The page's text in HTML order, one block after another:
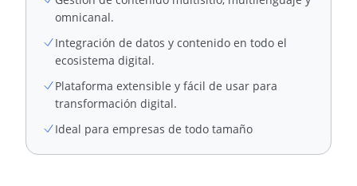
omnicanal.
Integración de datos y contenido en todo el
ecosistema digital.
Plataforma extensible y fácil de usar para
transformación digital.
Ideal para empresas de todo tamaño